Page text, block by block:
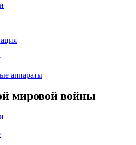
аппараты
мировой войны